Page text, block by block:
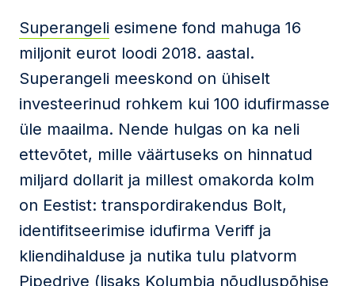
Superangeli esimene fond mahuga 16
miljonit eurot loodi 2018. aastal.
Superangeli meeskond on ühiselt
investeerinud rohkem kui 100 idufirmasse
üle maailma. Nende hulgas on ka neli
ettevõtet, mille väärtuseks on hinnatud
miljard dollarit ja millest omakorda kolm
on Eestist: transpordirakendus Bolt,
identifitseerimise idufirma Veriff ja
kliendihalduse ja nutika tulu platvorm
Pipedrive (lisaks Kolumbia nõudluspõhise